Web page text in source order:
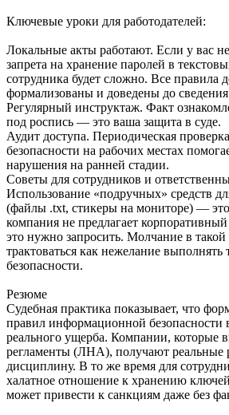
Ключевые уроки для работодателей:
Локальные акты работают. Если у вас
запрета на хранение паролей в
сотрудника будет сложно. Все правила
формализованы и доведены до сведения
Регулярный инструктаж. Факт
под роспись — это ваша защита в суде.
Аудит доступа. Периодическая
безопасности на рабочих местах
нарушения на ранней стадии.
Советы для сотрудников и
Использование «подручных» средств
(файлы .txt, стикеры на мониторе) —
компания не предлагает
это нужно запросить. Молчание в
трактоваться как нежелание выполнять
безопасности.
Резюме
Судебная практика показывает, что
правил информационной безопасности
реального ущерба. Компании, которые
регламенты (ЛНА), получают реальные
дисциплину. В то же время для
халатное отношение к хранению
может привести к санкциям даже без